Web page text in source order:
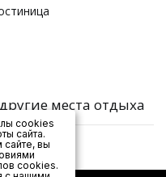
места отдыха
cookies
сайта.
сайте, вы
cookies.